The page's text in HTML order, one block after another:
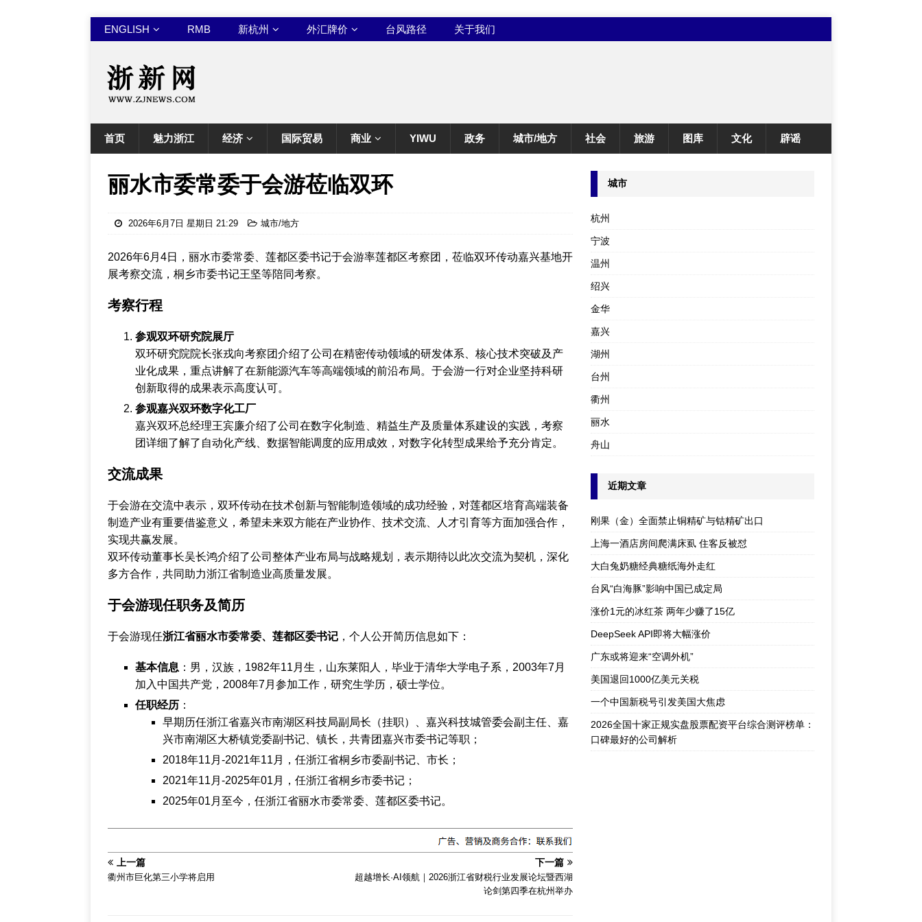
ENGLISH RMB 新杭州 外汇牌价 台风路径 关于我们
首页 魅力浙江 经济 国际贸易 商业 YIWU 政务 城市/地方 社会 旅游 图库 文化 辟谣
丽水市委常委于会游莅临双环
2026年6月7日 星期日 21:29 城市/地方
2026年6月4日，丽水市委常委、莲都区委书记于会游率莲都区考察团，莅临双环传动嘉兴基地开
展考察交流，桐乡市委书记王坚等陪同考察。
考察行程
参观双环研究院展厅
双环研究院院长张戎向考察团介绍了公司在精密传动领域的研发体系、核心技术突破及产
业化成果，重点讲解了在新能源汽车等高端领域的前沿布局。于会游一行对企业坚持科研
创新取得的成果表示高度认可。
参观嘉兴双环数字化工厂
嘉兴双环总经理王宾廉介绍了公司在数字化制造、精益生产及质量体系建设的实践，考察
团详细了解了自动化产线、数据智能调度的应用成效，对数字化转型成果给予充分肯定。
交流成果
于会游在交流中表示，双环传动在技术创新与智能制造领域的成功经验，对莲都区培育高端装备
制造产业有重要借鉴意义，希望未来双方能在产业协作、技术交流、人才引育等方面加强合作，
实现共赢发展。
双环传动董事长吴长鸿介绍了公司整体产业布局与战略规划，表示期待以此次交流为契机，深化
多方合作，共同助力浙江省制造业高质量发展。
于会游现任职务及简历
于会游现任‌浙江省丽水市委常委、莲都区委书记 ‌，个人公开简历信息如下：
基本信息 ‌：男，汉族，1982年11月生，山东莱阳人，毕业于清华大学电子系，2003年7月
加入中国共产党，2008年7月参加工作，研究生学历，硕士学位。
任职经历 ‌：
早期历任浙江省嘉兴市南湖区科技局副局长（挂职）、嘉兴科技城管委会副主任、嘉
兴市南湖区大桥镇党委副书记、镇长，共青团嘉兴市委书记等职；
2018年11月-2021年11月，任浙江省桐乡市委副书记、市长；
2021年11月-2025年01月，任浙江省桐乡市委书记；
2025年01月至今，任浙江省丽水市委常委、莲都区委书记。
上一篇
衢州市巨化第三小学将启用
下一篇
超越增长·AI领航｜2026浙江省财税行业发展论坛暨西湖
论剑第四季在杭州举办
城市
杭州
宁波
温州
绍兴
金华
嘉兴
湖州
台州
衢州
丽水
舟山
近期文章
刚果（金）全面禁止铜精矿与钴精矿出口
上海一酒店房间爬满床虱 住客反被怼
大白兔奶糖经典糖纸海外走红
台风“白海豚”影响中国已成定局
涨价1元的冰红茶 两年少赚了15亿
DeepSeek API即将大幅涨价
广东或将迎来“空调外机”
美国退回1000亿美元关税
一个中国新税号引发美国大焦虑
2026全国十家正规实盘股票配资平台综合测评榜单：
口碑最好的公司解析